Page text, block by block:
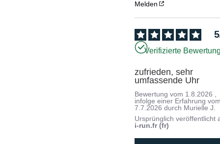
Melden
5
Verifizierte
zufrieden, sehr
umfassende Uhr
Bewertung vom 1.8.2026
infolge einer Erfahrung
7.7.2026 durch Murielle J.
Ursprünglich veröffentlicht
i-run.fr (fr)